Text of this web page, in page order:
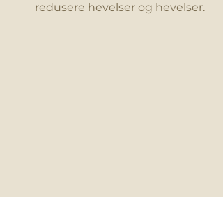
redusere hevelser og hevelser.